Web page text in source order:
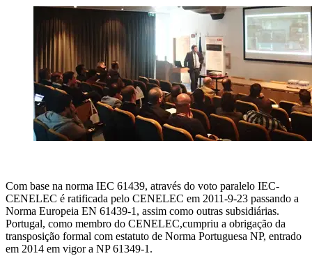
Com base na norma IEC 61439, através do voto paralelo IEC-
CENELEC é ratificada pelo CENELEC em 2011-9-23 passando a
Norma Europeia EN 61439-1, assim como outras subsidiárias.
Portugal, como membro do CENELEC,cumpriu a obrigação da
transposição formal com estatuto de Norma Portuguesa NP, entrado
em 2014 em vigor a NP 61349-1.